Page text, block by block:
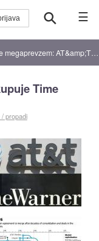
☰
AT&amp;T kupuje Time Warner
Time
propadi